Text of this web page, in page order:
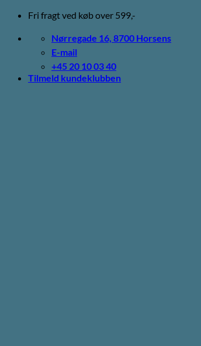
Fortsæt
indhold
Fri fragt ved køb over 599,-
Nørregade 16, 8700 Horsens
E-mail
+45 20 10 03 40
Tilmeld kundeklubben